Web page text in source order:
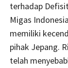
terhadap
Migas
memiliki
pihak Jepang.
telah